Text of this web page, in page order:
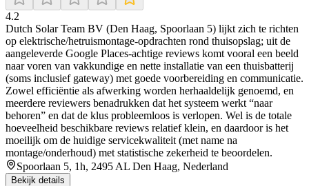
4.2
Dutch Solar Team BV (Den Haag, Spoorlaan 5) lijkt zich te richten
op elektrische/hetruismontage-opdrachten rond thuisopslag; uit de
aangeleverde Google Places-achtige reviews komt vooral een beeld
naar voren van vakkundige en nette installatie van een thuisbatterij
(soms inclusief gateway) met goede voorbereiding en communicatie.
Zowel efficiëntie als afwerking worden herhaaldelijk genoemd, en
meerdere reviewers benadrukken dat het systeem werkt “naar
behoren” en dat de klus probleemloos is verlopen. Wel is de totale
hoeveelheid beschikbare reviews relatief klein, en daardoor is het
moeilijk om de huidige servicekwaliteit (met name na
montage/onderhoud) met statistische zekerheid te beoordelen.
Spoorlaan 5, 1h, 2495 AL Den Haag, Nederland
Bekijk details